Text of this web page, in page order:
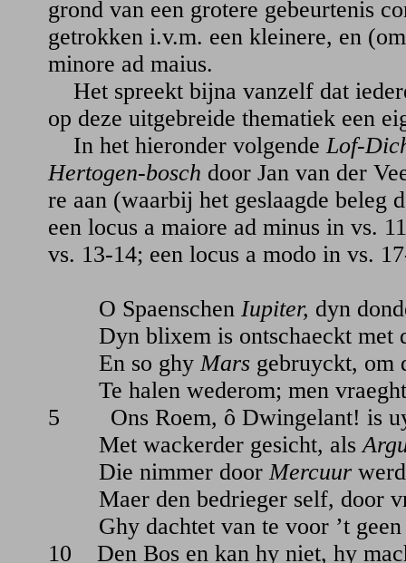
grond van een grotere gebeurtenis
getrokken i.v.m. een kleinere, en
minore ad maius.
Het spreekt bijna vanzelf dat
op deze uitgebreide thematiek een
In het hieronder volgendeLof-
Hertogen-bosch door Jan van der
re aan (waarbij het geslaagde beleg
een locus a maiore ad minus in vs.
vs. 13-14; een locus a modo in vs.
O Spaenschen Iupiter, dyn
Dyn blixem is ontschaeckt met
En so ghyMars gebruyckt, om
Te halen wederom; men
5 Ons Roem, ô Dwingelant! is
Met wackerder gesicht, als
Die nimmer doorMercuur
Maer den bedrieger self, door
Ghy dachtet van te voor ’t geen
10 Den Bos en kan hy niet, hy